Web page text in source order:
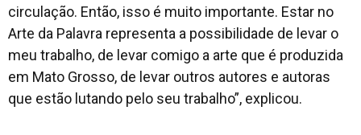
circulação. Então, isso é muito importante. Estar no
Arte da Palavra representa a possibilidade de levar o
meu trabalho, de levar comigo a arte que é produzida
em Mato Grosso, de levar outros autores e autoras
que estão lutando pelo seu trabalho”, explicou.